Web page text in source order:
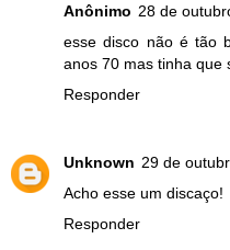
Anônimo 28 de
esse disco não é tão
anos 70 mas tinha que
Responder
Unknown 29 de
Acho esse um discaço!
Responder